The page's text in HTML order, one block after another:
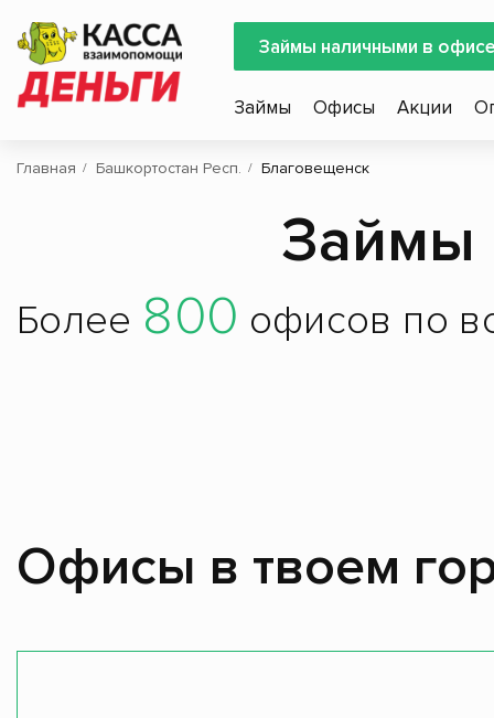
Займы наличными в офисе
Займы Офисы Акции
Главная Башкортостан Респ. Благовещенск
Займы
Более 800 офисов по
Офисы в твоем